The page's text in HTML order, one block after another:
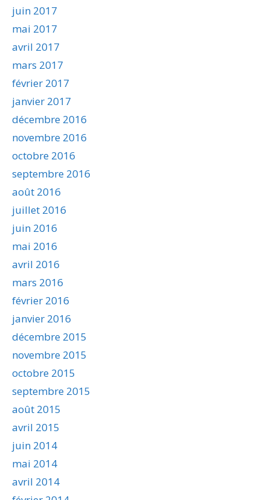
juin 2017
mai 2017
avril 2017
mars 2017
février 2017
janvier 2017
décembre 2016
novembre 2016
octobre 2016
septembre 2016
août 2016
juillet 2016
juin 2016
mai 2016
avril 2016
mars 2016
février 2016
janvier 2016
décembre 2015
novembre 2015
octobre 2015
septembre 2015
août 2015
avril 2015
juin 2014
mai 2014
avril 2014